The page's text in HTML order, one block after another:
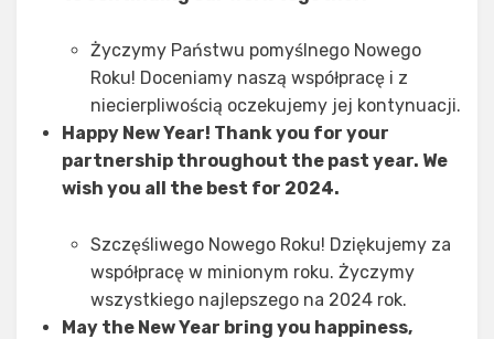
Życzymy Państwu pomyślnego Nowego
Roku! Doceniamy naszą współpracę i z
niecierpliwością oczekujemy jej kontynuacji.
Happy New Year! Thank you for your
partnership throughout the past year. We
wish you all the best for 2024.
Szczęśliwego Nowego Roku! Dziękujemy za
współpracę w minionym roku. Życzymy
wszystkiego najlepszego na 2024 rok.
May the New Year bring you happiness,